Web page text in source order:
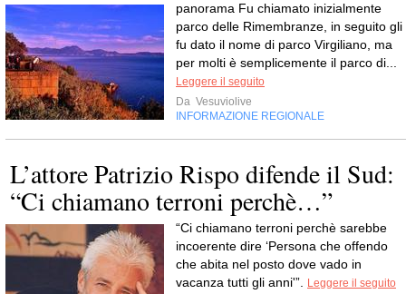
panorama Fu chiamato inizialmente
parco delle Rimembranze, in seguito gli
fu dato il nome di parco Virgiliano, ma
per molti è semplicemente il parco di...
Leggere il seguito
Da Vesuviolive
INFORMAZIONE REGIONALE
L’attore Patrizio Rispo difende il Sud:
“Ci chiamano terroni perchè…”
“Ci chiamano terroni perchè sarebbe
incoerente dire ‘Persona che offendo
che abita nel posto dove vado in
vacanza tutti gli anni'”. Leggere il seguito